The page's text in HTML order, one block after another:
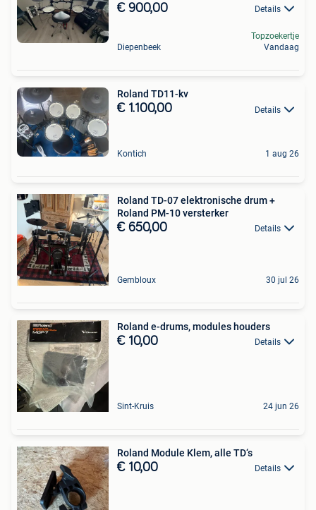
€ 900,00 Details
Diepenbeek
Topzoekertje
Vandaag
Roland TD11-kv
€ 1.100,00 Details
Kontich 1 aug 26
Roland TD-07 elektronische drum +
Roland PM-10 versterker
€ 650,00 Details
Gembloux 30 jul 26
Roland e-drums, modules houders
€ 10,00 Details
Sint-Kruis 24 jun 26
Roland Module Klem, alle TD‘s
€ 10,00 Details